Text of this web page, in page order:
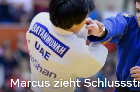
Marcus zieht